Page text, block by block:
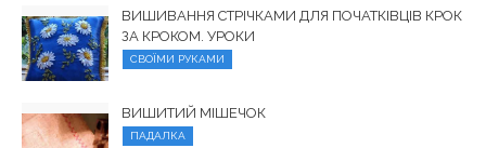
ВИШИВАННЯ СТРІЧКАМИ ДЛЯ ПОЧАТКІВЦІВ КРОК
ЗА КРОКОМ. УРОКИ
СВОЇМИ РУКАМИ
ВИШИТИЙ МІШЕЧОК
ПАДАЛКА